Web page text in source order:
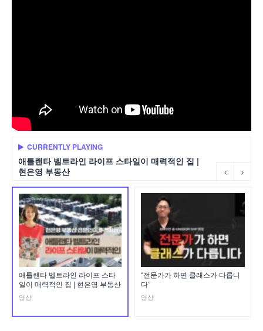
CURRENTLY PLAYING
애틀랜타 벨트라인 라이프 스타일이 매력적인 집 |
현은영 부동산
애틀랜타 벨트라인 라이프 스타
일이 매력적인 집 | 현은영 부동산
영상
“전문가가 하면 클래스가 다릅니
다”
영상